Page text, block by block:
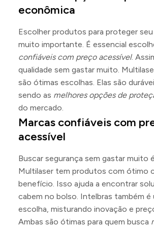
econômica
Escolher produtos para proteger
muito importante. É essencial
confiáveis com preço acessível.
qualidade sem gastar muito.
são ótimas escolhas. Elas são
sendo as melhores opções de
do mercado.
Marcas confiáveis com
acessível
Buscar segurança sem gastar muito
Multilaser tem produtos com ótimo
benefício. Isso ajuda a encontrar
cabem no bolso. Intelbras também é
escolha, misturando inovação e
Ambas são ótimas para quem busca